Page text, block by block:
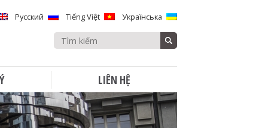
Русский Tiếng Việt Українська
LIÊN HỆ